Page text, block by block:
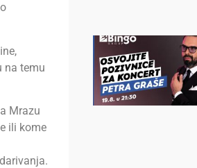
na temu
Mrazu
ili kome